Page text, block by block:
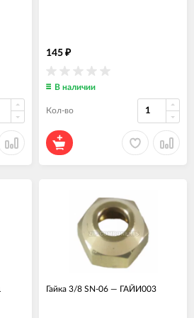
145 ₽
В наличии
Кол-во
Гайка 3/8 SN-06 — ГАЙИ003